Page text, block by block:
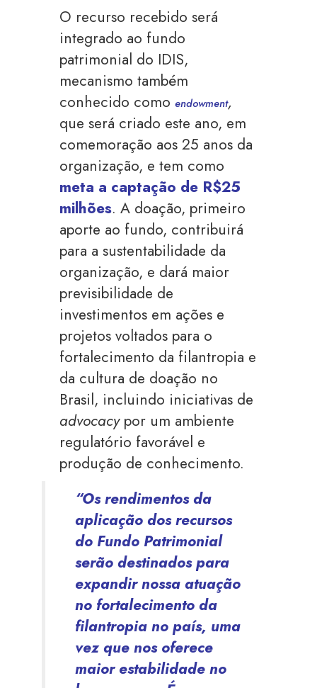
O recurso recebido será
integrado ao fundo
patrimonial do IDIS,
mecanismo também
conhecido comoendowment,
que será criado este ano, em
comemoração aos 25 anos da
organização, e tem como
meta a captação de R$25
milhões. A doação, primeiro
aporte ao fundo, contribuirá
para a sustentabilidade da
organização, e dará maior
previsibilidade de
investimentos em ações e
projetos voltados para o
fortalecimento da filantropia e
da cultura de doação no
Brasil, incluindo iniciativas de
advocacypor um ambiente
regulatório favorável e
produção de conhecimento.
“Os rendimentos da
aplicação dos recursos
do Fundo Patrimonial
serão destinados para
expandir nossa atuação
no fortalecimento da
filantropia no país, uma
vez que nos oferece
maior estabilidade no